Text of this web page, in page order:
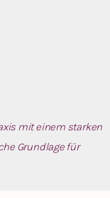
mit einem starken
Grundlage für